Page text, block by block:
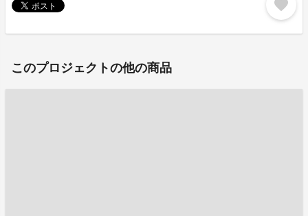
favorite
このプロジェクトの他の商品